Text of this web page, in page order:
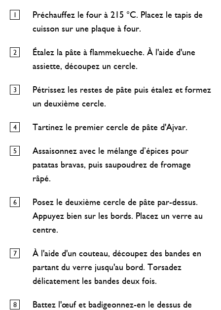
Préchauffez le four à 215 °C. Placez le tapis de
cuisson sur une plaque à four.
Étalez la pâte à flammekueche. À l'aide d'une
assiette, découpez un cercle.
Pétrissez les restes de pâte puis étalez et formez
un deuxième cercle.
Tartinez le premier cercle de pâte d'Ajvar.
Assaisonnez avec le mélange d’épices pour
patatas bravas, puis saupoudrez de fromage
râpé.
Posez le deuxième cercle de pâte par-dessus.
Appuyez bien sur les bords. Placez un verre au
centre.
À l'aide d'un couteau, découpez des bandes en
partant du verre jusqu'au bord. Torsadez
délicatement les bandes deux fois.
Battez l'œuf et badigeonnez-en le dessus de